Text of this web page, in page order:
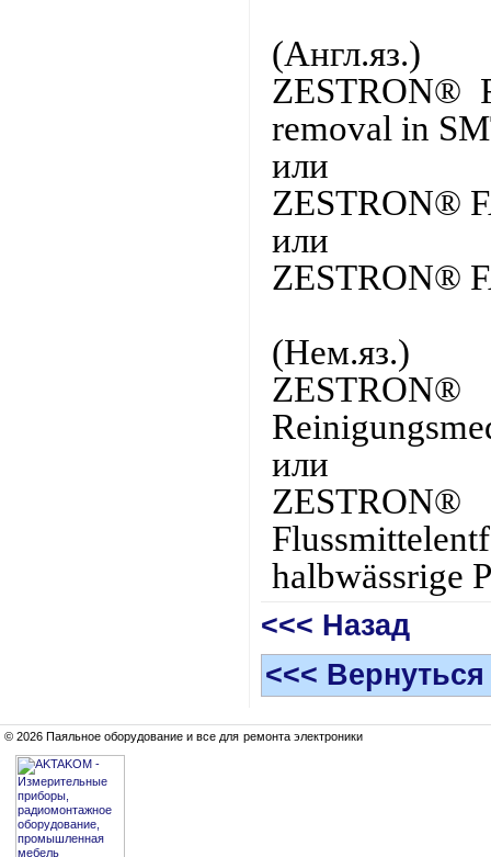
(Англ.яз.)
ZESTRON®
removal in
или
ZESTRON®
или
ZESTRON®
(Нем.яз.)
или
halbwässrige
<<< Назад
<<<
© 2026 Паяльное оборудование и все для ремонта электроники